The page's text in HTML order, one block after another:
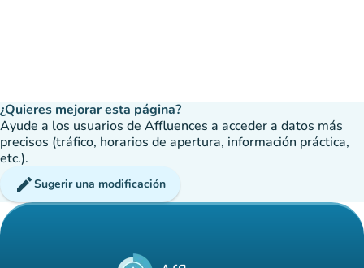
¿Quieres mejorar esta página?
Ayude a los usuarios de Affluences a acceder a datos más
precisos (tráfico, horarios de apertura, información práctica,
etc.).
editSugerir una modificación